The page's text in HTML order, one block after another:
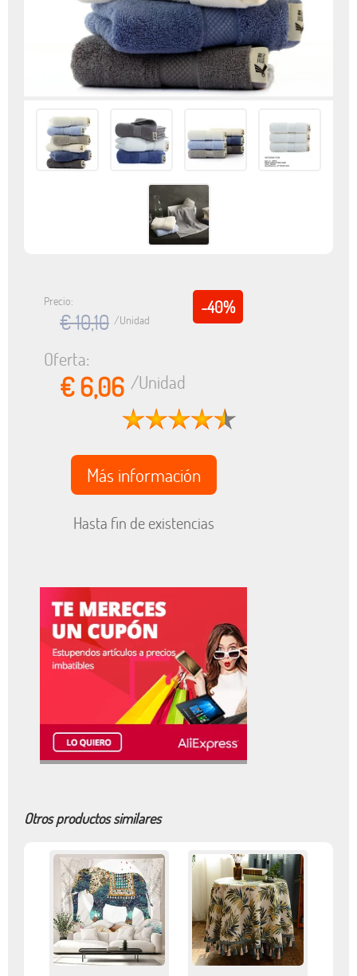
-40%
Precio:
€ 10,10 /Unidad
Oferta:
€ 6,06 /Unidad
Más información
Hasta fin de existencias
Otros productos similares